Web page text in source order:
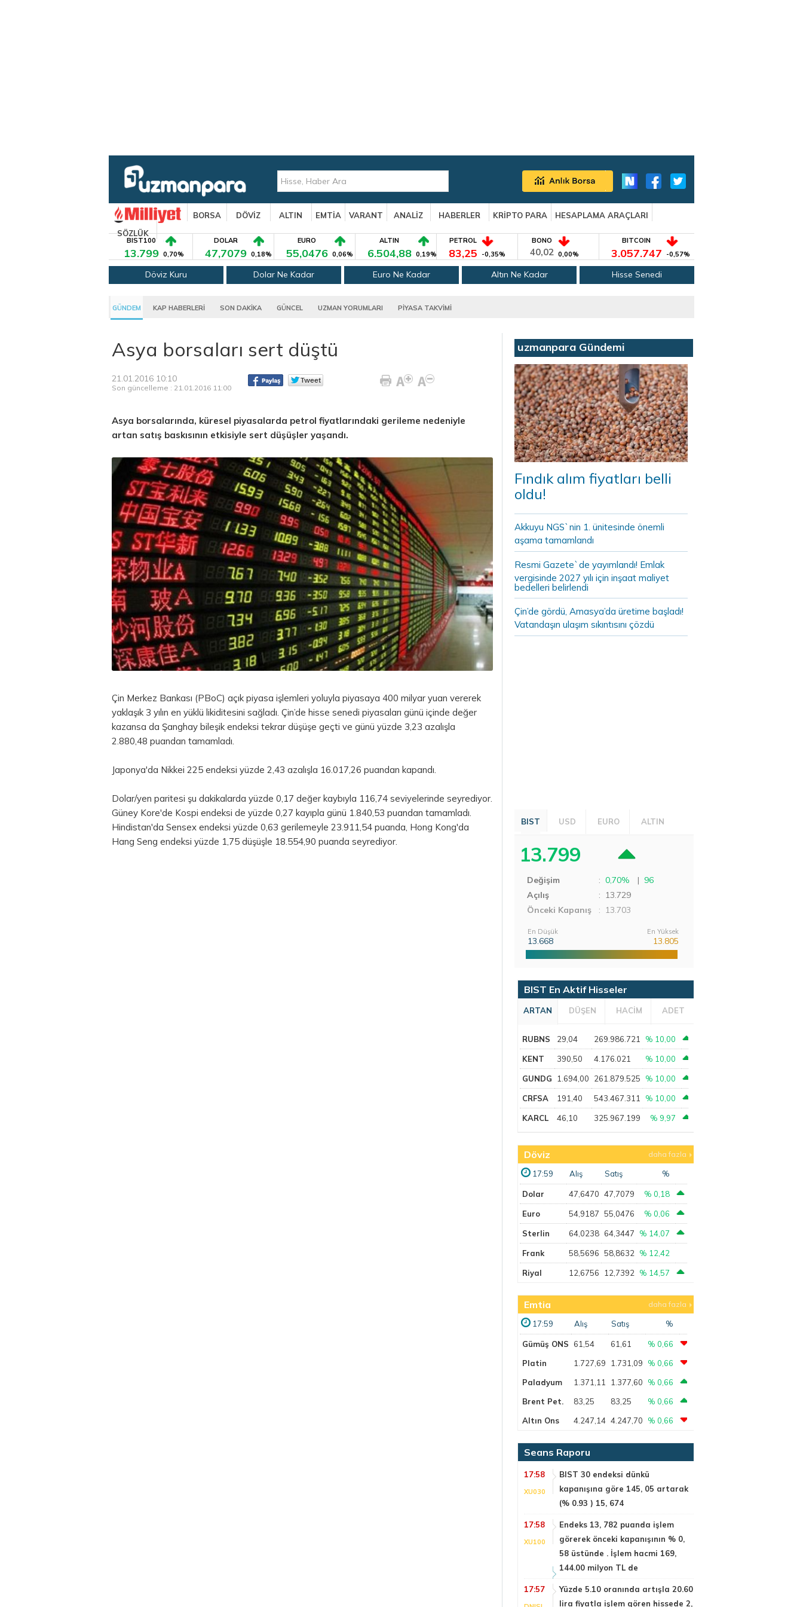
BORSA DÖVİZ ALTIN EMTİA VARANT ANALİZ HABERLER KRİPTO PARA
HESAPLAMA ARAÇLARI
SÖZLÜK
BIST100
13.799 0,70%
DOLAR
47,7079 0,18%
EURO
55,0476 0,06%
ALTIN
6.504,88 0,19%
PETROL
83,25 -0,35%
BONO
40,02 0,00%
BITCOIN
3.057.747 -0,57%
Döviz Kuru Dolar Ne Kadar Euro Ne Kadar Altın Ne Kadar Hisse Senedi
GÜNDEM KAP HABERLERİ SON DAKİKA GÜNCEL UZMAN YORUMLARI PİYASA TAKVİMİ
Asya borsaları sert düştü
21.01.2016 10:10
Son güncelleme : 21.01.2016 11:00
Asya borsalarında, küresel piyasalarda petrol fiyatlarındaki gerileme nedeniyle
artan satış baskısının etkisiyle sert düşüşler yaşandı.
Çin Merkez Bankası (PBoC) açık piyasa işlemleri yoluyla piyasaya 400 milyar yuan vererek
yaklaşık 3 yılın en yüklü likiditesini sağladı. Çin’de hisse senedi piyasaları günü içinde değer
kazansa da Şanghay bileşik endeksi tekrar düşüşe geçti ve günü yüzde 3,23 azalışla
2.880,48 puandan tamamladı.
Japonya'da Nikkei 225 endeksi yüzde 2,43 azalışla 16.017,26 puandan kapandı.
Dolar/yen paritesi şu dakikalarda yüzde 0,17 değer kaybıyla 116,74 seviyelerinde seyrediyor.
Güney Kore'de Kospi endeksi de yüzde 0,27 kayıpla günü 1.840,53 puandan tamamladı.
Hindistan'da Sensex endeksi yüzde 0,63 gerilemeyle 23.911,54 puanda, Hong Kong'da
Hang Seng endeksi yüzde 1,75 düşüşle 18.554,90 puanda seyrediyor.
uzmanpara Gündemi
Fındık alım fiyatları belli
oldu!
Akkuyu NGS`nin 1. ünitesinde önemli
aşama tamamlandı
Resmi Gazete`de yayımlandı! Emlak
vergisinde 2027 yılı için inşaat maliyet
bedelleri belirlendi
Çin’de gördü, Amasya’da üretime başladı!
Vatandaşın ulaşım sıkıntısını çözdü
BIST USD EURO ALTIN
13.799
Değişim : 0,70% | 96
Açılış
: 13.729
Önceki Kapanış
: 13.703
En Düşük
13.668
En Yüksek
13.805
BIST En Aktif Hisseler
ARTAN DÜŞEN HACİM ADET
RUBNS 29,04 269.986.721 % 10,00
KENT 390,50 4.176.021 % 10,00
GUNDG 1.694,00 261.879.525 % 10,00
CRFSA 191,40 543.467.311 % 10,00
KARCL 46,10 325.967.199 % 9,97
Döviz daha fazla
17:59 Alış Satış %
Dolar 47,6470 47,7079 % 0,18
Euro 54,9187 55,0476 % 0,06
Sterlin 64,0238 64,3447 % 14,07
Frank 58,5696 58,8632 % 12,42
Riyal 12,6756 12,7392 % 14,57
Emtia daha fazla
17:59 Alış Satış %
Gümüş ONS 61,54 61,61
% 0,66
Platin
1.727,69 1.731,09
% 0,66
Paladyum
1.371,11 1.377,60
% 0,66
Brent Pet.
83,25 83,25
% 0,66
Altın Ons
4.247,14 4.247,70 % 0,66
Seans Raporu
17:58
XU030
BIST 30 endeksi dünkü
kapanışına göre 145, 05 artarak
(% 0.93 ) 15, 674
17:58
XU100
Endeks 13, 782 puanda işlem
görerek önceki kapanışının % 0,
58 üstünde . İşlem hacmi 169,
144.00 milyon TL de
17:57
Yüzde 5.10 oranında artışla 20.60
lira fiyatla işlem gören hissede 2,